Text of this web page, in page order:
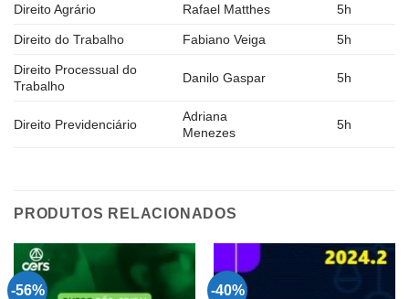
Direito Agrário Rafael Matthes 5h
Direito do Trabalho Fabiano Veiga 5h
Direito Processual do
Trabalho
Danilo Gaspar 5h
Direito Previdenciário
Adriana
Menezes
5h
PRODUTOS RELACIONADOS
-56% -40%